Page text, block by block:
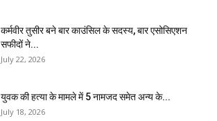
कर्मवीर तुसीर बने बार काउंसिल के सदस्य, बार एसोसिएशन
सफीदों ने...
July 22, 2026
युवक की हत्या के मामले में 5 नामजद समेत अन्य के...
July 18, 2026